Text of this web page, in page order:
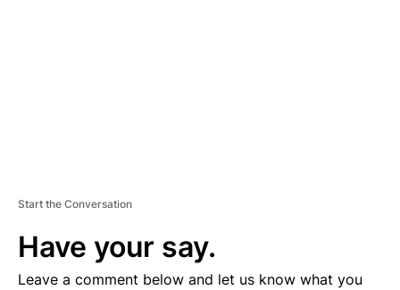
Start the Conversation
Have your say.
Leave a comment below and let us know what you